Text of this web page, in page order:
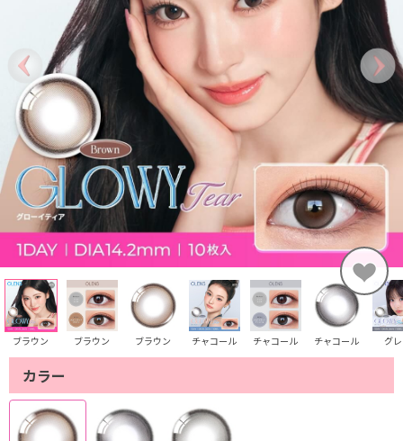
ブラウン ブラウン ブラウン チャコール チャコール チャコール グ
カラー